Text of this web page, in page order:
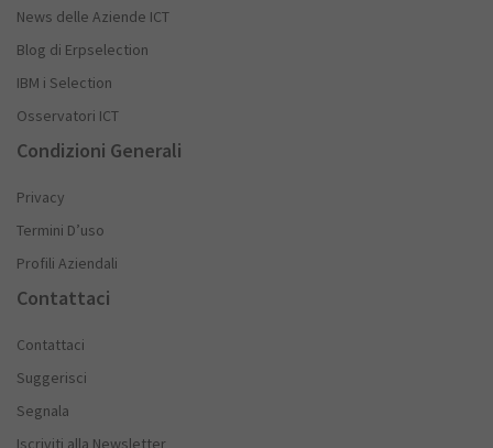
News delle Aziende ICT
Blog di Erpselection
IBM i Selection
Osservatori ICT
Condizioni Generali
Privacy
Termini D’uso
Profili Aziendali
Contattaci
Contattaci
Suggerisci
Segnala
Iscriviti alla Newsletter